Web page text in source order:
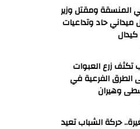
المنسقة ومقتل وزير
ميداني حاد وتداعيات
تكثف زرع العبوات
الطرق الفرعية في
وهيران
حركة الشباب تعيد